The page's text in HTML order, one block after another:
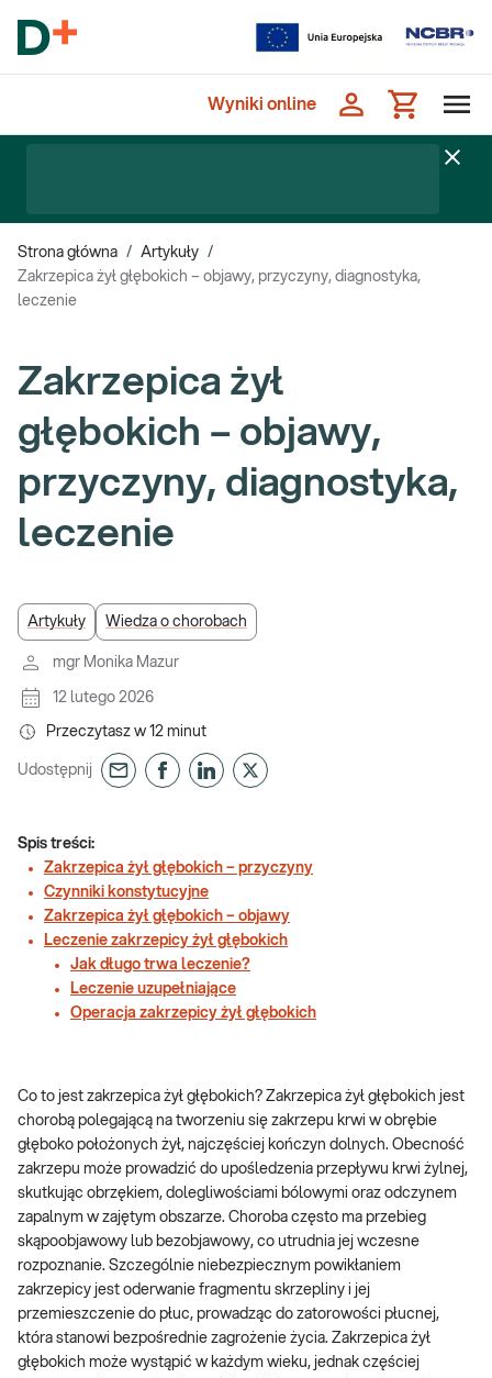
Wyniki online
Strona główna / Artykuły /
Zakrzepica żył głębokich – objawy, przyczyny, diagnostyka,
leczenie
Zakrzepica żył
głębokich – objawy,
przyczyny, diagnostyka,
leczenie
Artykuły Wiedza o chorobach
mgr Monika Mazur
12 lutego 2026
Przeczytasz w 12 minut
Udostępnij
Spis treści:
Zakrzepica żył głębokich – przyczyny
Czynniki konstytucyjne
Zakrzepica żył głębokich – objawy
Leczenie zakrzepicy żył głębokich
Jak długo trwa leczenie?
Leczenie uzupełniające
Operacja zakrzepicy żył głębokich
Co to jest zakrzepica żył głębokich? Zakrzepica żył głębokich jest
chorobą polegającą na tworzeniu się zakrzepu krwi w obrębie
głęboko położonych żył, najczęściej kończyn dolnych. Obecność
zakrzepu może prowadzić do upośledzenia przepływu krwi żylnej,
skutkując obrzękiem, dolegliwościami bólowymi oraz odczynem
zapalnym w zajętym obszarze. Choroba często ma przebieg
skąpoobjawowy lub bezobjawowy, co utrudnia jej wczesne
rozpoznanie. Szczególnie niebezpiecznym powikłaniem
zakrzepicy jest oderwanie fragmentu skrzepliny i jej
przemieszczenie do płuc, prowadząc do zatorowości płucnej,
która stanowi bezpośrednie zagrożenie życia. Zakrzepica żył
głębokich może wystąpić w każdym wieku, jednak częściej